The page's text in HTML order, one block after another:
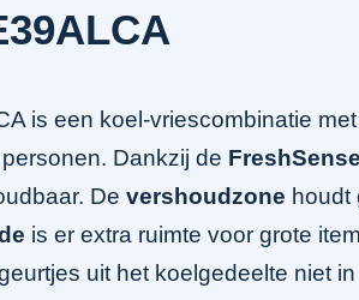
is een koel-vriescombinatie met
Dankzij de
De vershoudzone houdt
is er extra ruimte voor grote
uit het koelgedeelte niet